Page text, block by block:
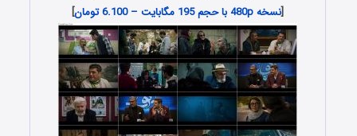
[نسخه 480p با حجم 195 مگابایت – 6.100 تومان ]